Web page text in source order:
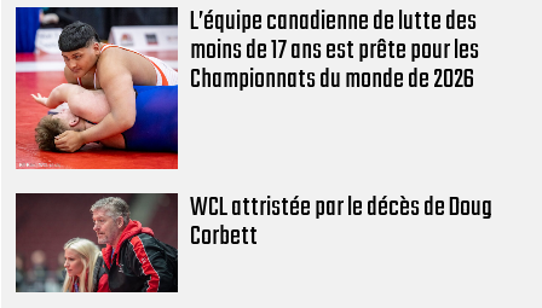
L’équipe canadienne de lutte des
moins de 17 ans est prête pour les
Championnats du monde de 2026
WCL attristée par le décès de Doug
Corbett